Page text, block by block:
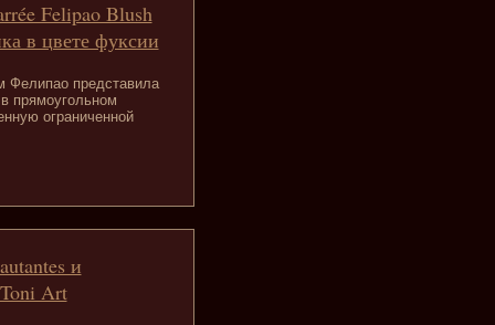
Felipao Blush
в цвете фуксии
Фелипао представила
прямоугольном
ограниченной
и
Art